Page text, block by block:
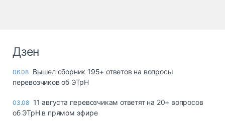
Дзен
06.08 Вышел сборник 195+ ответов на вопросы
перевозчиков об ЭТрН
03.08 11 августа перевозчикам ответят на 20+ вопросов
об ЭТрН в прямом эфире